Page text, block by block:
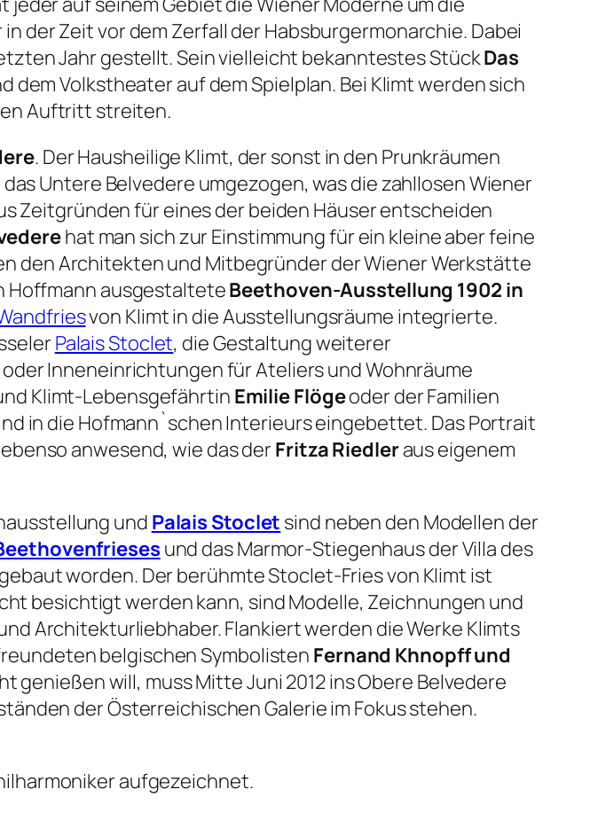
der Zeit vor dem Zerfall der Habsburgermonarchie. Dabei
Jahr gestellt. Sein vielleicht bekanntestes StückDas
Volkstheater auf dem Spielplan. Bei Klimt werden sich
Auftritt streiten.
. Der Hausheilige Klimt, der sonst in den Prunkräumen
Untere Belvedere umgezogen, was die zahllosen Wiener
Zeitgründen für eines der beiden Häuser entscheiden
hat man sich zur Einstimmung für ein kleine aber feine
den Architekten und Mitbegründer der Wiener Werkstätte
Hoffmann ausgestalteteBeethoven-Ausstellung 1902 in
von Klimt in die Ausstellungsräume integrierte.
Palais Stoclet, die Gestaltung weiterer
Inneneinrichtungen für Ateliers und Wohnräume
Klimt-Lebensgefährtin Emilie Flögeoder der Familien
in die Hofmann`schen Interieurs eingebettet. Das Portrait
anwesend, wie das der Fritza Riedleraus eigenem
und Palais Stoclet sind neben den Modellen der
und das Marmor-Stiegenhaus der Villa des
worden. Der berühmte Stoclet-Fries von Klimt ist
besichtigt werden kann, sind Modelle, Zeichnungen und
Architekturliebhaber. Flankiert werden die Werke Klimts
belgischen Symbolisten Fernand Khnopff und
genießen will, muss Mitte Juni 2012 ins Obere Belvedere
der Österreichischen Galerie im Fokus stehen.
aufgezeichnet.